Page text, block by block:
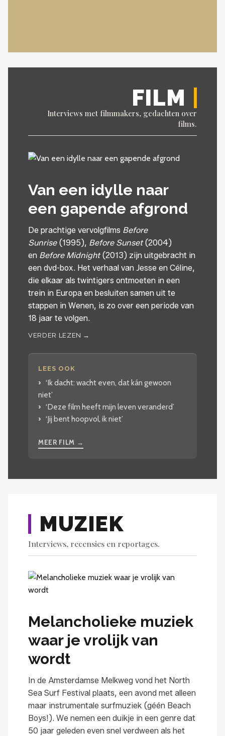
FILM
Interviews met filmmakers, gedachten over
films.
Van een idylle naar
een gapende afgrond
De prachtige vervolgfilms Before
Sunrise(1995), Before Sunset(2004)
en Before Midnight(2013) zijn uitgebracht in
een dvd-box. Het verhaal van Jesse en Céline,
die elkaar als twintigers ontmoeten in een
trein in Europa en besluiten samen uit te
stappen in Wenen, is zo over een periode van
18 jaar te volgen.
VERDER LEZEN →
LEES OOK
‘Ik dacht: wacht even, dat kán gewoon
niet’
‘Deze film heeft mijn leven veranderd’
‘Jij bent hoopvol, ik niet’
MEER FILM →
MUZIEK
Interviews, recensies en reportages.
Melancholieke muziek
waar je vrolijk van
wordt
In de Amsterdamse Melkweg vond het North
Sea Surf Festival plaats, een avond met alleen
maar instrumentale surfmuziek (géén Beach
Boys!). We nemen een duikje in een genre dat
50 jaar geleden even snel verdween als het